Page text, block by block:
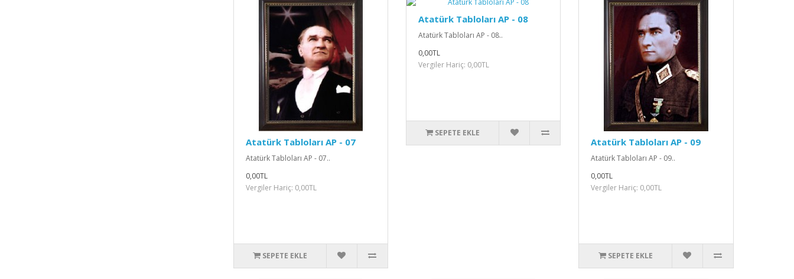
Atatürk Tabloları AP - 07
Atatürk Tabloları AP - 07..
0,00TL
Vergiler Hariç: 0,00TL
SEPETE EKLE
Atatürk Tabloları AP - 08
Atatürk Tabloları AP - 08..
0,00TL
Vergiler Hariç: 0,00TL
SEPETE EKLE
Atatürk Tabloları AP - 09
Atatürk Tabloları AP - 09..
0,00TL
Vergiler Hariç: 0,00TL
SEPETE EKLE